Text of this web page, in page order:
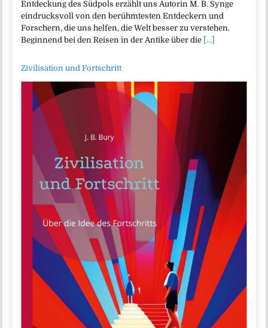
Entdeckung des Südpols erzählt uns Autorin M. B. Synge
eindrucksvoll von den berühmtesten Entdeckern und
Forschern, die uns helfen, die Welt besser zu verstehen.
Beginnend bei den Reisen in der Antike über die [...]
Zivilisation und Fortschritt